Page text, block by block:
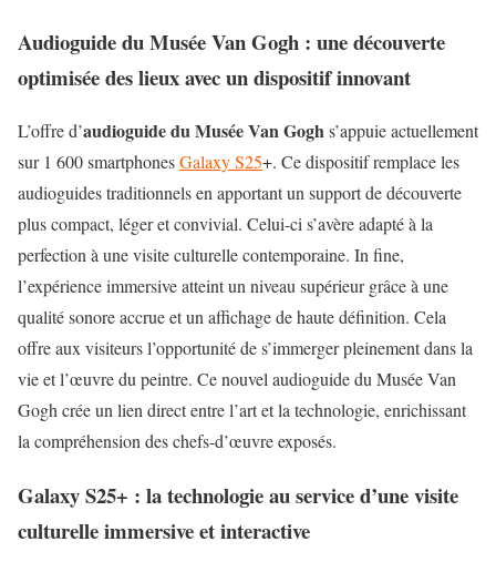
Audioguide du Musée Van Gogh : une découverte
optimisée des lieux avec un dispositif innovant
L’offre d’audioguide du Musée Van Goghs’appuie actuellement
sur 1 600 smartphonesGalaxy S25+. Ce dispositif remplace les
audioguides traditionnels en apportant un support de découverte
plus compact, léger et convivial. Celui-ci s’avère adapté à la
perfection à une visite culturelle contemporaine. In fine,
l’expérience immersive atteint un niveau supérieur grâce à une
qualité sonore accrue et un affichage de haute définition. Cela
offre aux visiteurs l’opportunité de s’immerger pleinement dans la
vie et l’œuvre du peintre. Ce nouvel audioguide du Musée Van
Gogh crée un lien direct entre l’art et la technologie, enrichissant
la compréhension des chefs-d’œuvre exposés.
Galaxy S25+ : la technologie au service d’une visite
culturelle immersive et interactive